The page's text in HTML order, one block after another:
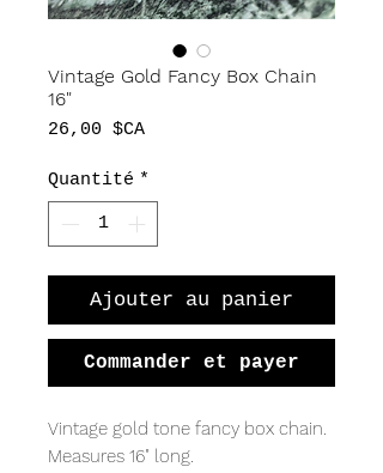
Vintage Gold Fancy Box Chain
16"
26,00 $CAPrix
Quantité *
Ajouter au panier
Commander et payer
Vintage gold tone fancy box chain.
Measures 16" long.